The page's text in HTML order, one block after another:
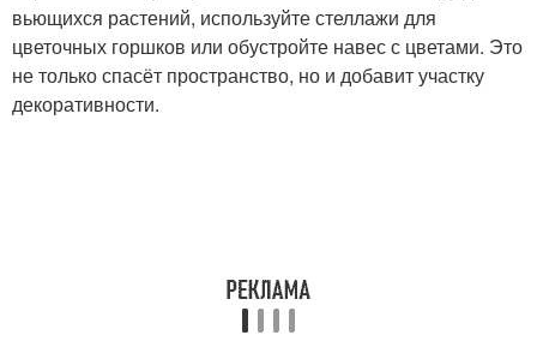
вьющихся растений, используйте стеллажи для
цветочных горшков или обустройте навес с цветами. Это
не только спасёт пространство, но и добавит участку
декоративности.